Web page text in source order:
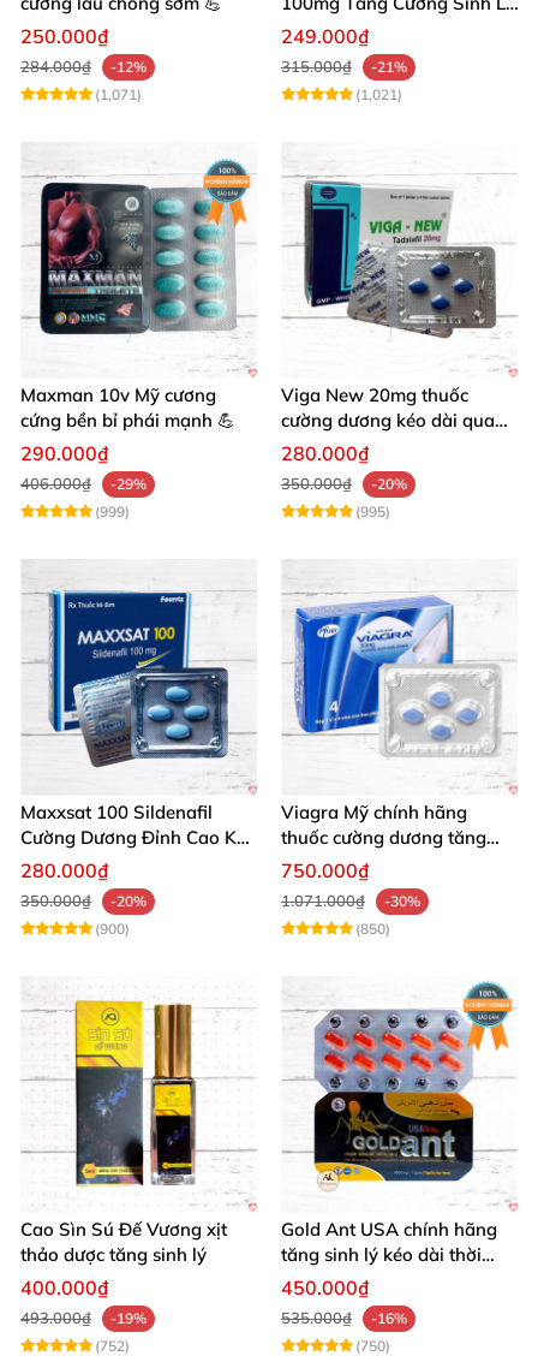
250.000₫
284.000₫
-12%
(1,071)
Nam Giới
249.000₫
315.000₫
-21%
(1,021)
Maxman 10v Mỹ cương
cứng bền bỉ phái mạnh 💪
290.000₫
406.000₫
-29%
(999)
Viga New 20mg thuốc
cường dương kéo dài quan
hệ chống xuất tinh sớm
280.000₫
350.000₫
-20%
(995)
Maxxsat 100 Sildenafil
Cường Dương Đỉnh Cao Kéo
Dài Đêm Dài
280.000₫
350.000₫
-20%
(900)
Viagra Mỹ chính hãng
thuốc cường dương tăng
cường sinh lực nam giới
nhập khẩu
750.000₫
1.071.000₫
-30%
(850)
Cao Sìn Sú Đế Vương xịt
thảo dược tăng sinh lý
400.000₫
493.000₫
-19%
(752)
Gold Ant USA chính hãng
tăng sinh lý kéo dài thời
gian xuất tinh sớm
450.000₫
535.000₫
-16%
(750)